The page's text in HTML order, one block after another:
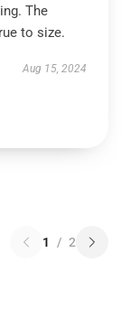
The
to size.
Aug 15, 2024
1 / 2